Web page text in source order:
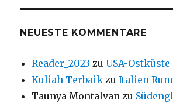
NEUESTE KOMMENTARE
Reader_2023 zuUSA-Ostküste
Kuliah Terbaik zuItalien
Taunya Montalvan zu